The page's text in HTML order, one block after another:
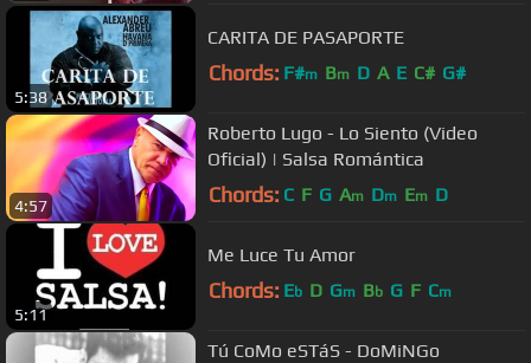
5:38
CARITA DE PASAPORTE
Chords: F#m Bm D A E C# G#
4:57
Roberto Lugo - Lo Siento (Video
Oficial) | Salsa Romántica
Chords: C F G Am Dm Em D
5:11
Me Luce Tu Amor
Chords: Eb D Gm Bb G F Cm
Tú CoMo eSTáS - DoMiNGo